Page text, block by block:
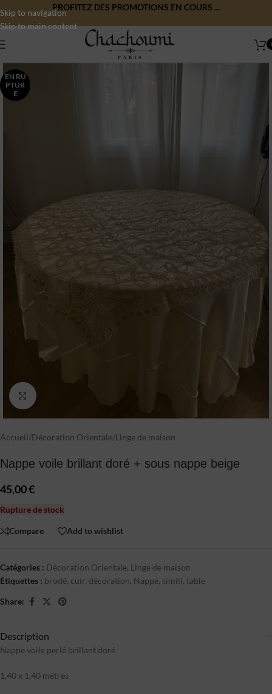
Skip to navigation
Skip to main content
PROFITEZ DES PROMOTIONS EN COURS ...
EN RU
PTUR
E
Click to enlarge
Accueil/Décoration Orientale/Linge de maison
Nappe voile brillant doré + sous nappe beige
45,00€
Rupture de stock
Compare Add to wishlist
Catégories : Décoration Orientale, Linge de maison
Étiquettes : brodé, cuir, décoration, Nappe, simili, table
Share:
Description
Nappe voile perlé brillant doré
1,40 x 1,40 mètres